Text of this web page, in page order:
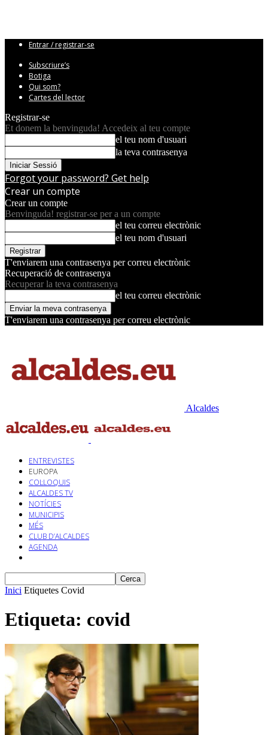
Entrar / registrar-se
Subscriure’s
Botiga
Qui som?
Cartes del lector
Registrar-se
Et donem la benvinguda! Accedeix al teu compte
el teu nom d'usuari
la teva contrasenya
Forgot your password? Get help
Crear un compte
Crear un compte
Benvinguda! registrar-se per a un compte
el teu correu electrònic
el teu nom d'usuari
T'enviarem una contrasenya per correu electrònic
Recuperació de contrasenya
Recuperar la teva contrasenya
el teu correu electrònic
T'enviarem una contrasenya per correu electrònic
Alcaldes
ENTREVISTES
EUROPA
COL·LOQUIS
ALCALDES TV
NOTÍCIES
MUNICIPIS
MÉS
CLUB D’ALCALDES
AGENDA
Inici Etiquetes Covid
Etiqueta: covid